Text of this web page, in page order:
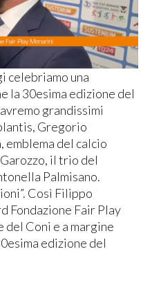
celebriamo una
la 30esima edizione del
grandissimi
Gregorio
del calcio
il trio del
Palmisano.
Così Filippo
Fondazione Fair Play
del Coni e a margine
edizione del